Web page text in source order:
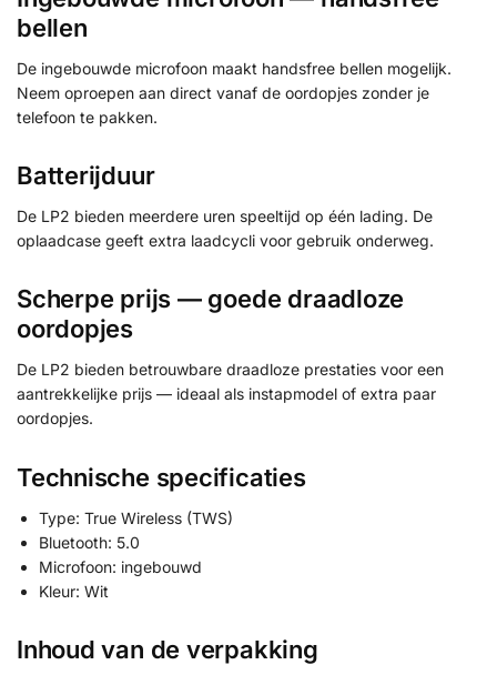
bellen
De ingebouwde microfoon maakt handsfree bellen mogelijk.
Neem oproepen aan direct vanaf de oordopjes zonder je
telefoon te pakken.
Batterijduur
De LP2 bieden meerdere uren speeltijd op één lading. De
oplaadcase geeft extra laadcycli voor gebruik onderweg.
Scherpe prijs — goede draadloze
oordopjes
De LP2 bieden betrouwbare draadloze prestaties voor een
aantrekkelijke prijs — ideaal als instapmodel of extra paar
oordopjes.
Technische specificaties
Type: True Wireless (TWS)
Bluetooth: 5.0
Microfoon: ingebouwd
Kleur: Wit
Inhoud van de verpakking